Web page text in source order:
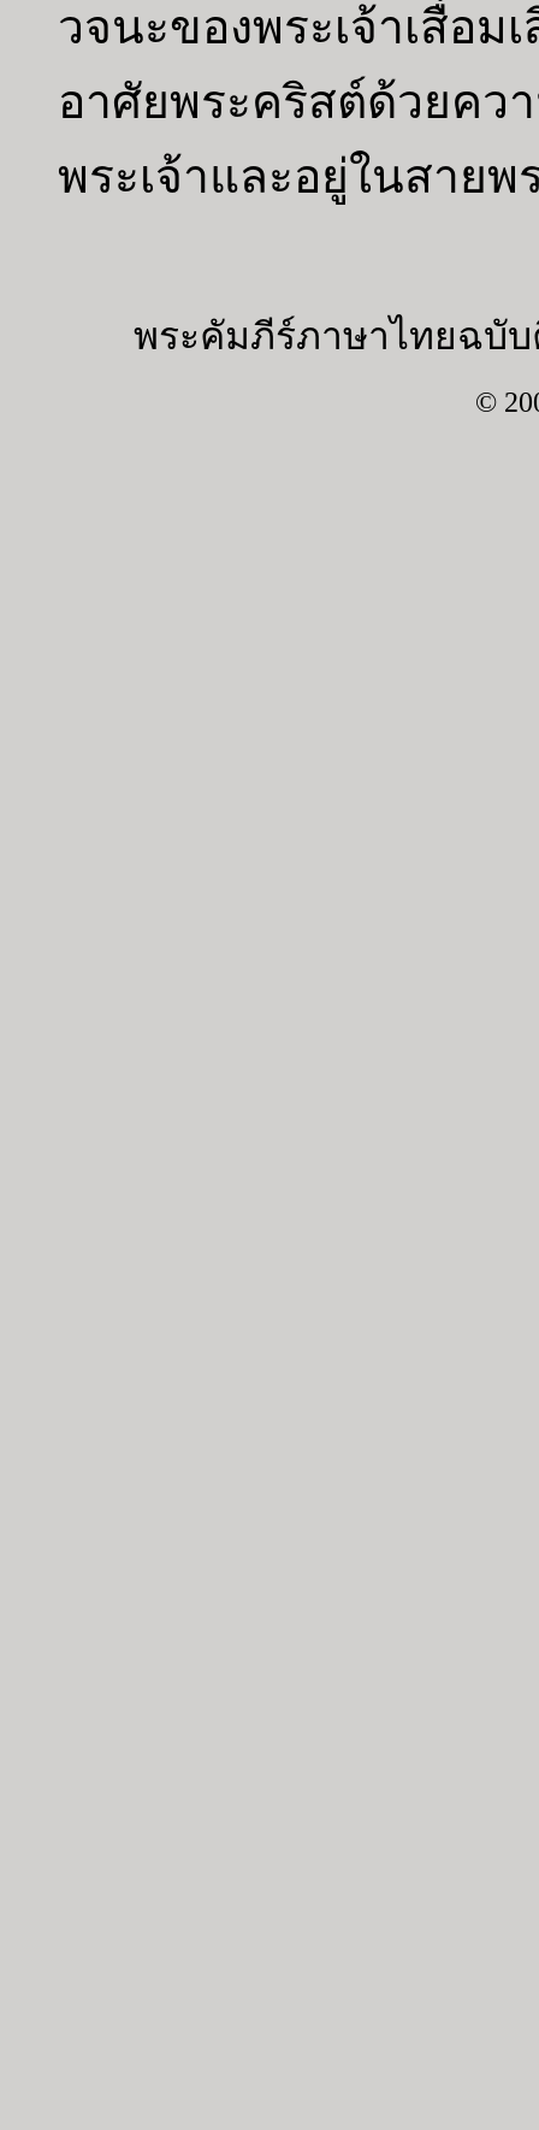
วจนะของพระเจ้าเสื่
อาศัยพระคริสต์ด้วยค
พระเจ้าและอยู่ในสายพ
พระคัมภีร์ภาษาไทยฉบับ
©